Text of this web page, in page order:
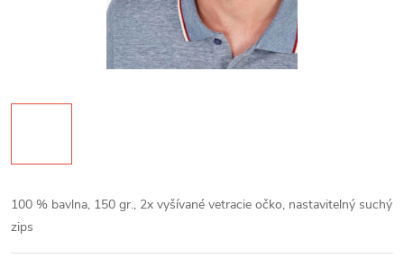
100 % bavlna, 150 gr., 2x vyšívané vetracie očko, nastavitelný suchý
zips